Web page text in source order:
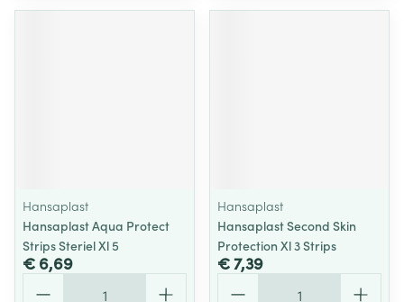
Hansaplast
Hansaplast Aqua Protect
Strips Steriel Xl 5
€ 6,69
Hansaplast
Hansaplast Second Skin
Protection Xl 3 Strips
€ 7,39